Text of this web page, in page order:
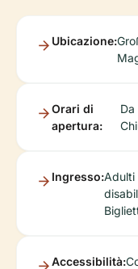
Ubicazione:
Orari di
apertura:
Ingresso:Adulti
Accessibilità: